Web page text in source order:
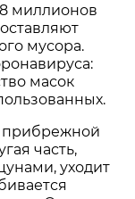
миллионов
мусора.
масок
прибрежной
часть,
уходит